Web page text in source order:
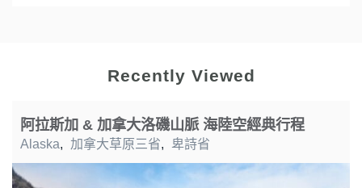
Recently Viewed
阿拉斯加 & 加拿大洛磯山脈 海陸空經典行程
Alaska, 加拿大草原三省, 卑詩省